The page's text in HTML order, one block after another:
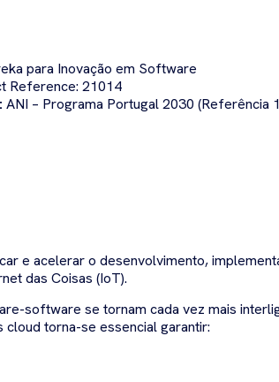
para Inovação em Software
Reference: 21014
ANI – Programa Portugal 2030 (Referência
e acelerar o desenvolvimento,
das Coisas (IoT).
software se tornam cada vez mais
torna-se essencial garantir: